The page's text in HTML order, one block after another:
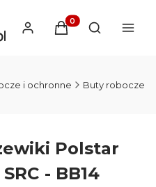
Produkty w
Otwórz
i ochronne Buty robocze
Polstar
- BB14